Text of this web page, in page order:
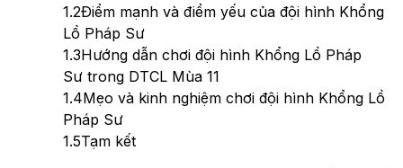
1.2Điểm mạnh và điểm yếu của đội hình Khổng
Lồ Pháp Sư
1.3Hướng dẫn chơi đội hình Khổng Lồ Pháp
Sư trong DTCL Mùa 11
1.4Mẹo và kinh nghiệm chơi đội hình Khổng Lồ
Pháp Sư
1.5Tạm kết